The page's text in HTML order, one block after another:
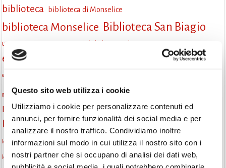
Questo sito web utilizza i cookie
Utilizziamo i cookie per personalizzare contenuti ed
annunci, per fornire funzionalità dei social media e per
analizzare il nostro traffico. Condividiamo inoltre
informazioni sul modo in cui utilizza il nostro sito con i
nostri partner che si occupano di analisi dei dati web,
biblioteca biblioteca di Monselice
biblioteca Monselice Biblioteca San Biagio
Centro per il libro e la lettura cultura
eventi culturali eventi in biblioteca
eventi Monselice
genitorialità gratuito gruppo di lettura
Informazioni laboratori creativi laboratorio
la strada di mattoni gialli Lettori itineranti lettura
lettura ad alta voce lettura condivisa lettura silenziosa
letture ad alta voce letture per bambini libri libri come semi libri da leggere